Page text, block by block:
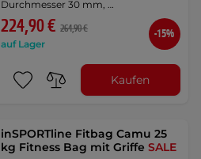
Durchmesser 30 mm, …
224,90 € 264,90 €
auf Lager
-15%
Kaufen
inSPORTline Fitbag Camu 25
kg Fitness Bag mit GriffeSALE